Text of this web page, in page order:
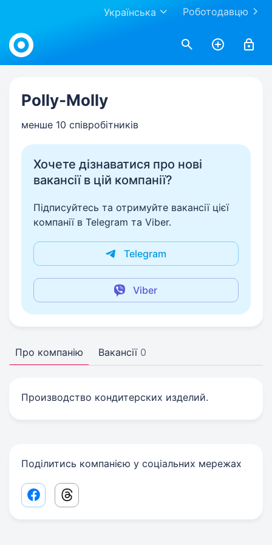
Роботодавцю
Українська
Work.ua
Polly-Molly
менше 10 співробітників
Хочете дізнаватися про нові
вакансії в цій компанії?
Підписуйтесь та отримуйте вакансії цієї
компанії в Telegram та Viber.
Telegram
Viber
Про компанію Вакансії 0
Производство кондитерских изделий.
Поділитись компанією у соціальних мережах
Facebook share link
Threads share link